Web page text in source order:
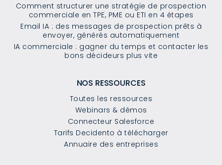
Comment structurer une stratégie de prospection
commerciale en TPE, PME ou ETI en 4 étapes
Email IA : des messages de prospection prêts à
envoyer, générés automatiquement
IA commerciale : gagner du temps et contacter les
bons décideurs plus vite
NOS RESSOURCES
Toutes les ressources
Webinars & démos
Connecteur Salesforce
Tarifs Decidento à télécharger
Annuaire des entreprises